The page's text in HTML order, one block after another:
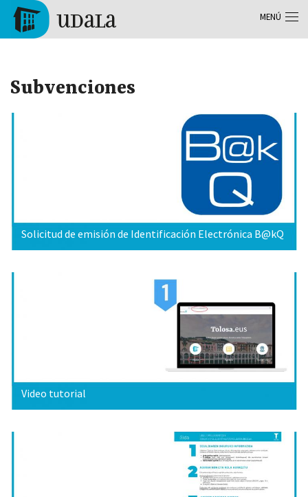
Pasar al contenido principal
Subvenciones
Solicitud de emisión de Identificación Electrónica B@kQ
Video tutorial
MENÚ